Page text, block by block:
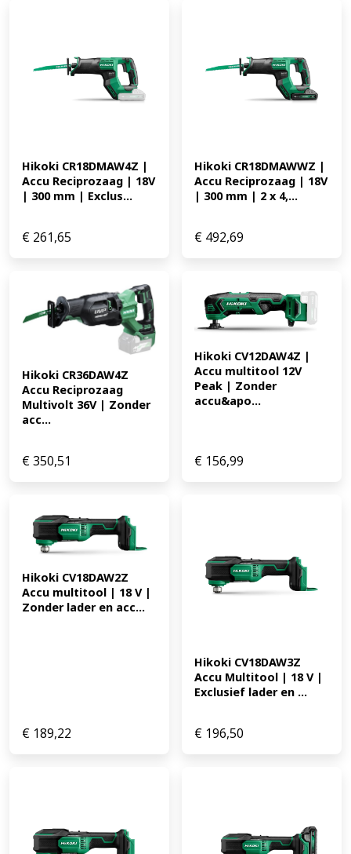
Hikoki CR18DMAW4Z |
Accu Reciprozaag | 18V
| 300 mm | Exclus...
€ 261,65
Hikoki CR18DMAWWZ |
Accu Reciprozaag | 18V
| 300 mm | 2 x 4,...
€ 492,69
Hikoki CR36DAW4Z
Accu Reciprozaag
Multivolt 36V | Zonder
acc...
€350,51
Hikoki CV12DAW4Z |
Accu multitool 12V
Peak | Zonder
accu&apo...
€ 156,99
Hikoki CV18DAW2Z
Accu multitool | 18 V |
Zonder lader en acc...
€ 189,22
Hikoki CV18DAW3Z
Accu Multitool | 18 V |
Exclusief lader en ...
€ 196,50